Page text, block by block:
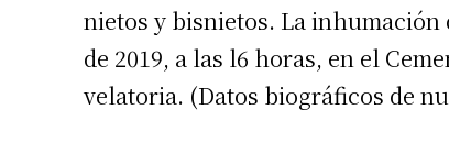
nietos y bisnietos. La inhumación
de 2019, a las l6 horas, en el
velatoria. (Datos biográficos de